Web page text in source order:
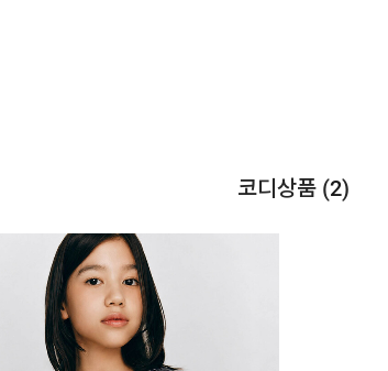
코디상품 (2)